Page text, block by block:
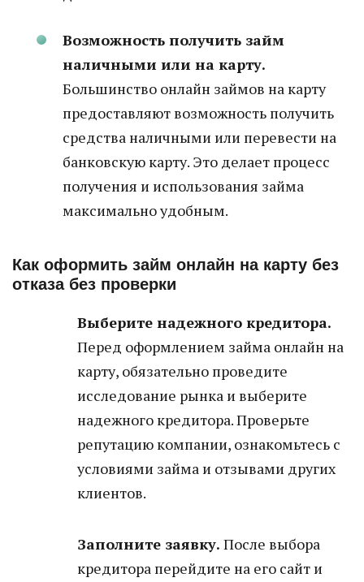
Возможность получить займ
наличными или на карту.
Большинство онлайн займов на карту
предоставляют возможность получить
средства наличными или перевести на
банковскую карту. Это делает процесс
получения и использования займа
максимально удобным.
Как оформить займ онлайн на карту без
отказа без проверки
Выберите надежного кредитора.
Перед оформлением займа онлайн на
карту, обязательно проведите
исследование рынка и выберите
надежного кредитора. Проверьте
репутацию компании, ознакомьтесь с
условиями займа и отзывами других
клиентов.
Заполните заявку. После выбора
кредитора перейдите на его сайт и